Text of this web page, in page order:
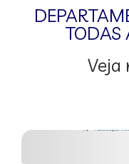
TODAS
Veja